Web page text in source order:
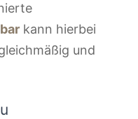
kann hierbei
und